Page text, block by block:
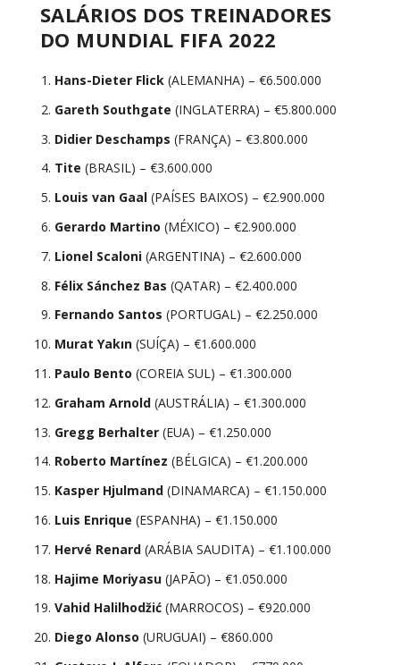
SALÁRIOS DOS TREINADORES
DO MUNDIAL FIFA 2022
Hans-Dieter Flick(ALEMANHA) – €6.500.000
Gareth Southgate (INGLATERRA) – €5.800.000
Didier Deschamps (FRANÇA) – €3.800.000
Tite (BRASIL) – €3.600.000
Louis van Gaal(PAÍSES BAIXOS) – €2.900.000
Gerardo Martino (MÉXICO) – €2.900.000
Lionel Scaloni(ARGENTINA) – €2.600.000
Félix Sánchez Bas (QATAR) – €2.400.000
Fernando Santos (PORTUGAL) – €2.250.000
Murat Yakın(SUÍÇA) – €1.600.000
Paulo Bento (COREIA SUL) – €1.300.000
Graham Arnold(AUSTRÁLIA) – €1.300.000
Gregg Berhalter(EUA) – €1.250.000
Roberto Martínez (BÉLGICA) – €1.200.000
Kasper Hjulmand(DINAMARCA) – €1.150.000
Luis Enrique (ESPANHA) – €1.150.000
Hervé Renard(ARÁBIA SAUDITA) – €1.100.000
Hajime Moriyasu(JAPÃO) – €1.050.000
Vahid Halilhodžić(MARROCOS) – €920.000
Diego Alonso (URUGUAI) – €860.000